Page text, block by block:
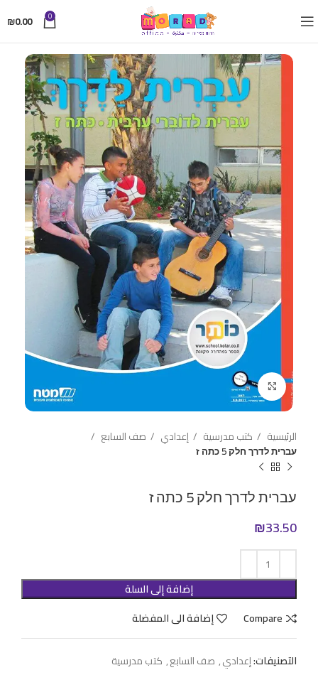
0
₪0.00
Click to enlarge
الرئيسية كتب مدرسية إعدادي
صف السابع
עברית לדרך חלק 5 כתה ז
עברית לדרך חלק 5 כתה ז
₪33.50
إضافة إلى السلة
Compare
إضافة الى المفضلة
التصنيفات:إعدادي, صف السابع, كتب مدرسية